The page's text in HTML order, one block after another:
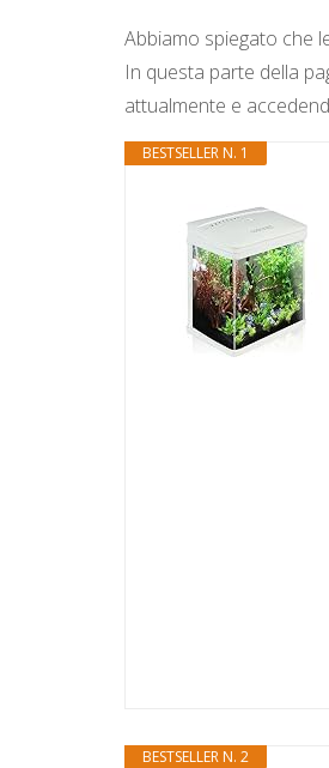
Abbiamo spiegato che
In questa parte della
attualmente e
BESTSELLER N. 1
BESTSELLER N. 2